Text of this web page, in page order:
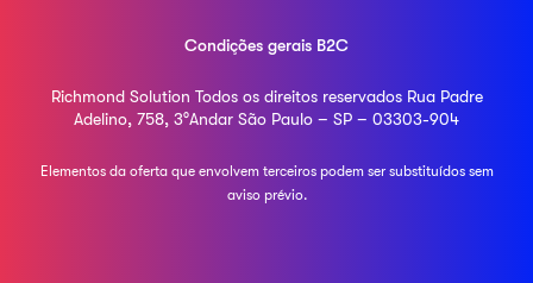
Condições gerais B2C
Richmond Solution Todos os direitos reservados Rua Padre
Adelino, 758, 3°Andar São Paulo – SP – 03303-904
Elementos da oferta que envolvem terceiros podem sersubstituídos sem
aviso prévio.